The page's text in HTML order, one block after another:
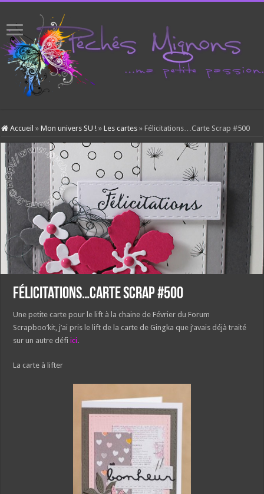
Accueil » Mon univers SU ! » Les cartes » Félicitations…Carte Scrap #500
Félicitations…Carte Scrap #500
Une petite carte pour le lift à la chaine de Février du Forum
Scrapboo’kit, j’ai pris le lift de la carte de Gingka que j’avais déjà traité
sur un autre défiici.
La carte à lifter